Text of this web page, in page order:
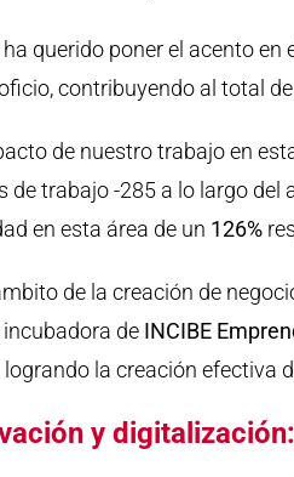
ha querido poner el acento
contribuyendo al total
de nuestro trabajo en
de trabajo -285 a lo largo del
en esta área de un 126%
de la creación de
de INCIBE
logrando la creación efectiva
y